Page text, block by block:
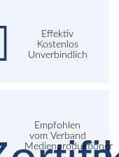
Effektiv
Kostenlos
Unverbindlich
Empfohlen
vom Verband
Medienproduktioner